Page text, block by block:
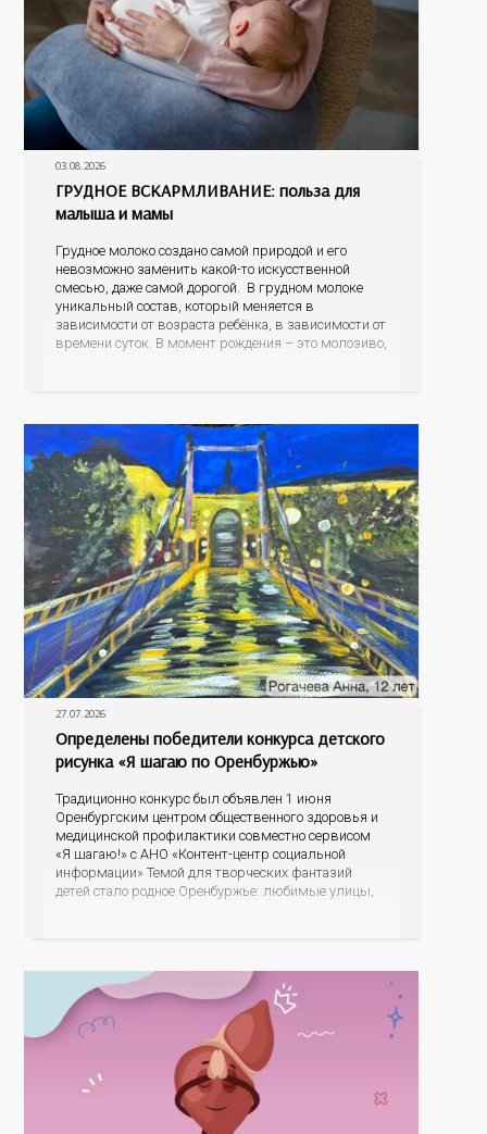
03.08.2026
ГРУДНОЕ ВСКАРМЛИВАНИЕ: польза для
малыша и мамы
Грудное молоко создано самой природой и его
невозможно заменить какой-то искусственной
смесью, даже самой дорогой. В грудном молоке
уникальный состав, который меняется в
зависимости от возраста ребёнка, в зависимости от
времени суток. В момент рождения – это молозиво,
27.07.2026
Определены победители конкурса детского
рисунка «Я шагаю по Оренбуржью»
Традиционно конкурс был объявлен 1 июня
Оренбургским центром общественного здоровья и
медицинской профилактики совместно сервисом
«Я шагаю!» с АНО «Контент-центр социальной
информации» Темой для творческих фантазий
детей стало родное Оренбуржье: любимые улицы,